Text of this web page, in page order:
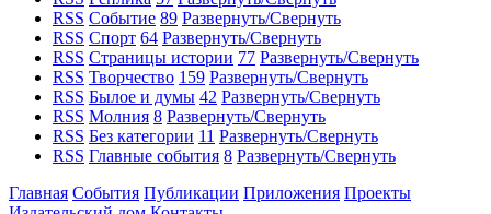
RSS Событие 89 Развернуть/Свернуть
RSS Спорт 64 Развернуть/Свернуть
RSS Страницы истории 77 Развернуть/Свернуть
RSS Творчество 159 Развернуть/Свернуть
RSS Былое и думы 42 Развернуть/Свернуть
RSS Молния 8 Развернуть/Свернуть
RSS Без категории 11 Развернуть/Свернуть
RSS Главные события 8 Развернуть/Свернуть
Главная События Публикации Приложения Проекты